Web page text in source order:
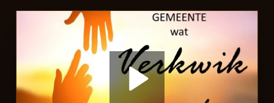
Play